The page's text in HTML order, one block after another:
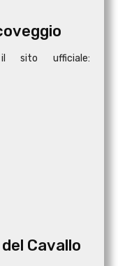
ufficiale:
Cavallo